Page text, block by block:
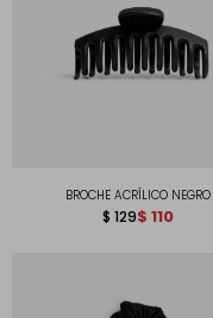
BROCHE ACRÍLICO NEGRO
$ 129$ 110